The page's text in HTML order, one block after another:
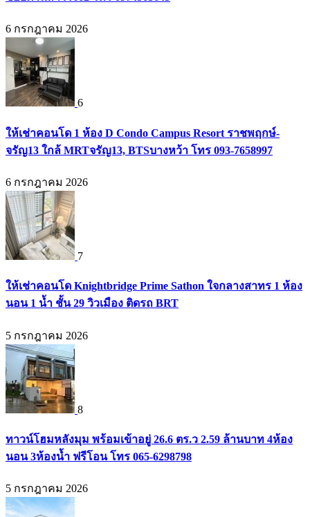
6 กรกฎาคม 2026
6
ให้เช่าคอนโด 1 ห้อง D Condo Campus Resort ราชพฤกษ์-
จรัญ13 ใกล้ MRTจรัญ13, BTSบางหว้า โทร 093-7658997
6 กรกฎาคม 2026
7
ให้เช่าคอนโด Knightbridge Prime Sathon ใจกลางสาทร 1 ห้อง
นอน 1 น้ำ ชั้น 29 วิวเมือง ติดรถ BRT
5 กรกฎาคม 2026
8
ทาวน์โฮมหลังมุม พร้อมเข้าอยู่ 26.6 ตร.ว 2.59 ล้านบาท 4ห้อง
นอน 3ห้องน้ำ ฟรีโอน โทร 065-6298798
5 กรกฎาคม 2026